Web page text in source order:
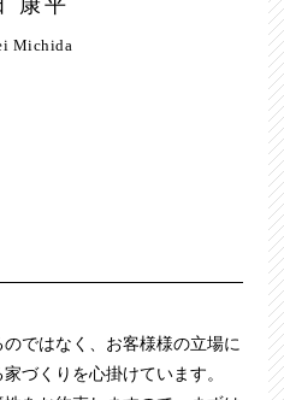
康平
Michida
ではなく、お客様様の立場に
づくりを心掛けています。